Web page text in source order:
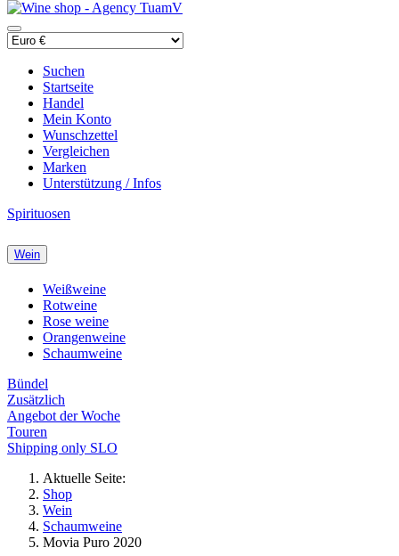
Suchen
Startseite
Handel
Mein Konto
Wunschzettel
Vergleichen
Marken
Unterstützung / Infos
Spirituosen
Wein
Weißweine
Rotweine
Rose weine
Orangenweine
Schaumweine
Bündel
Zusätzlich
Angebot der Woche
Touren
Shipping only SLO
Aktuelle Seite:
Shop
Wein
Schaumweine
Movia Puro 2020